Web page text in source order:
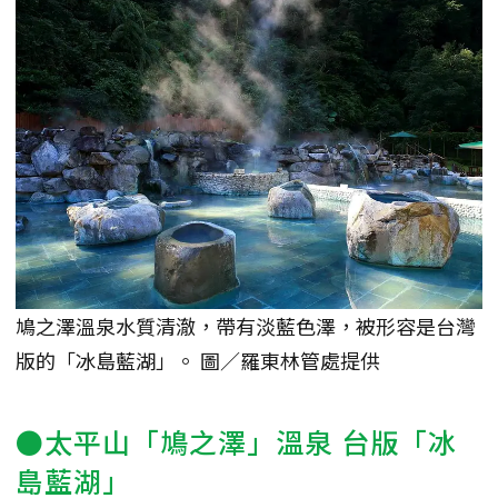
鳩之澤溫泉水質清澈，帶有淡藍色澤，被形容是台灣
版的「冰島藍湖」。 圖／羅東林管處提供
●太平山「鳩之澤」溫泉 台版「冰
島藍湖」